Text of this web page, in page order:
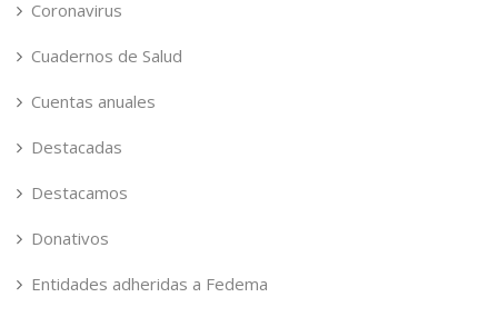
Coronavirus
Cuadernos de Salud
Cuentas anuales
Destacadas
Destacamos
Donativos
Entidades adheridas a Fedema